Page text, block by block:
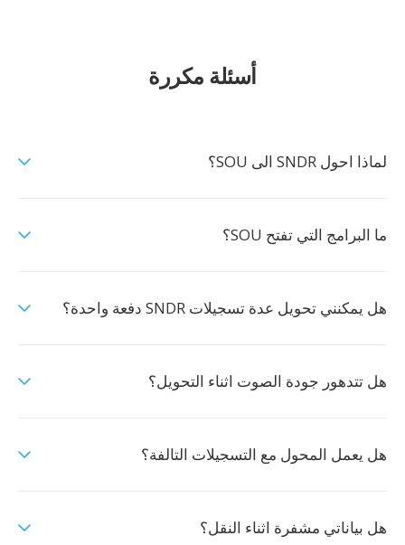
أسئلة مكررة
لماذا احول SNDR الى SOU؟
ما البرامج التي تفتح SOU؟
هل يمكنني تحويل عدة تسجيلات SNDR دفعة واحدة؟
هل تتدهور جودة الصوت اثناء التحويل؟
هل يعمل المحول مع التسجيلات التالفة؟
هل بياناتي مشفرة اثناء النقل؟